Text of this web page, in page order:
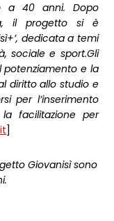
a 40 anni. Dopo
il progetto si è
dedicata a temi
sociale e sport.Gli
potenziamento e la
diritto allo studio e
per l’inserimento
facilitazione per
]
Giovanisì sono